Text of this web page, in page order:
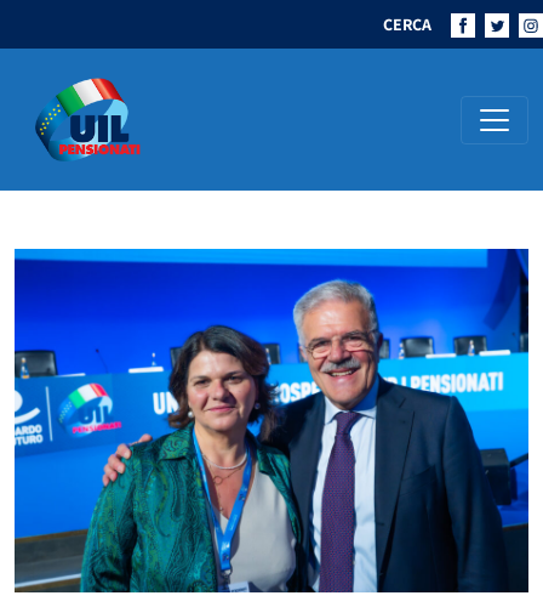
CERCA
Navigazione principale